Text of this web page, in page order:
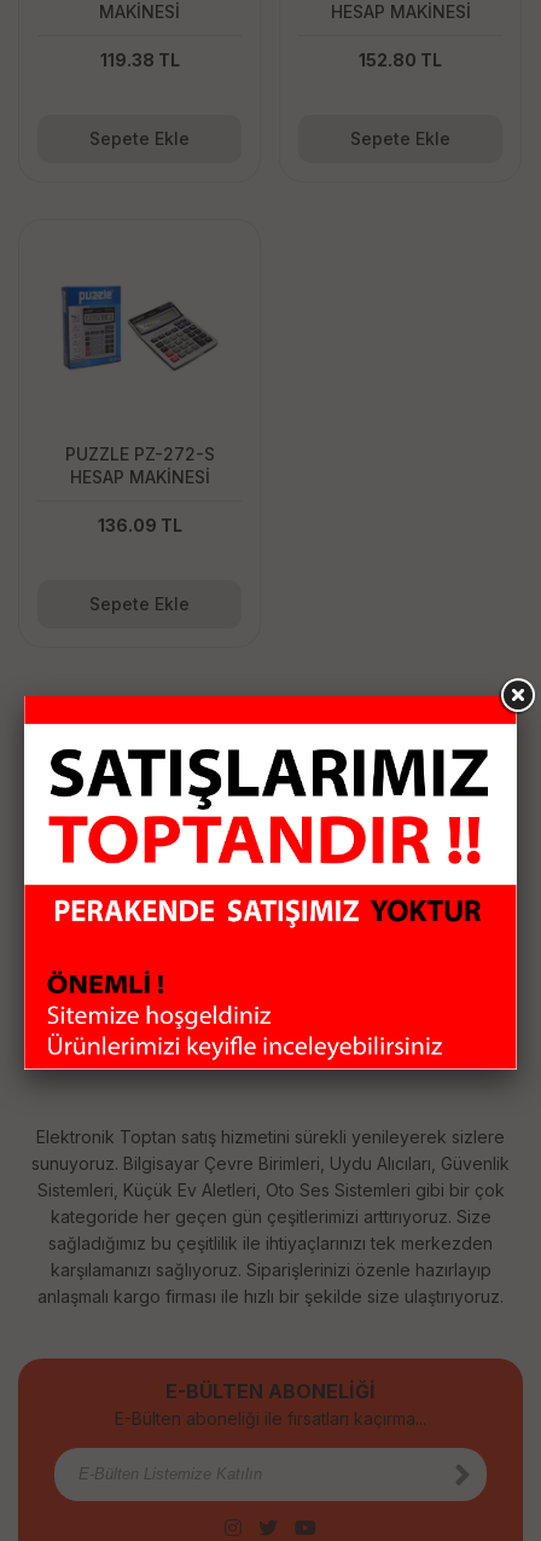
MAKİNESİ
119.38 TL
Sepete Ekle
HESAP MAKİNESİ
152.80 TL
Sepete Ekle
PUZZLE PZ-272-S
HESAP MAKİNESİ
136.09 TL
Sepete Ekle
HIZLI KARGO KAMPANYALI ÜRÜNLER
GÜVENLİ ÖDEME KOLAY İADE
WHATSAPP SİPARİŞ
7x24 Whatsapp Üzerinden de Sipariş Verebilirsiniz.
Elektronik Toptan satış hizmetini sürekli yenileyerek sizlere
sunuyoruz. Bilgisayar Çevre Birimleri, Uydu Alıcıları, Güvenlik
Sistemleri, Küçük Ev Aletleri, Oto Ses Sistemleri gibi bir çok
kategoride her geçen gün çeşitlerimizi arttırıyoruz. Size
sağladığımız bu çeşitlilik ile ihtiyaçlarınızı tek merkezden
karşılamanızı sağlıyoruz. Siparişlerinizi özenle hazırlayıp
anlaşmalı kargo firması ile hızlı bir şekilde size ulaştırıyoruz.
E-BÜLTEN ABONELİĞİ
E-Bülten aboneliği ile fırsatları kaçırma...